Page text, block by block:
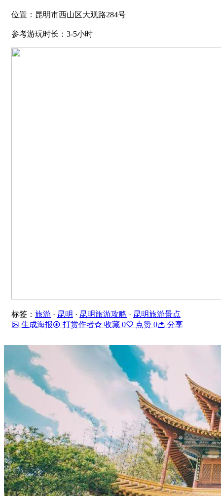
位置：昆明市西山区大观路284号
参考游玩时长：3-5小时
标签： 旅游 · 昆明 · 昆明旅游攻略 · 昆明旅游景点
生成海报
打赏作者 收藏 0 点赞 0 分享